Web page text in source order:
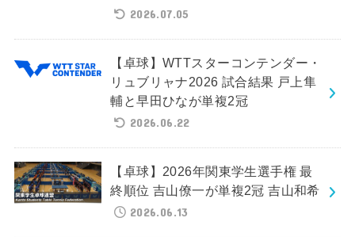
2026.07.05
【卓球】WTTスターコンテンダー・
リュブリャナ2026 試合結果 戸上隼
輔と早田ひなが単複2冠
2026.06.22
【卓球】2026年関東学生選手権 最
終順位 吉山僚一が単複2冠 吉山和希
2026.06.13